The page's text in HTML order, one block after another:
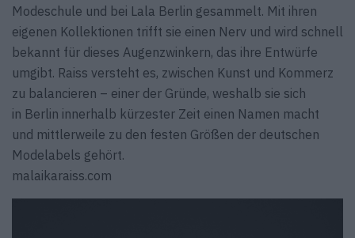
Modeschule und bei Lala Berlin gesammelt. Mit ihren
eigenen Kollektionen trifft sie einen Nerv und wird schnell
bekannt für dieses Augenzwinkern, das ihre Entwürfe
umgibt. Raiss versteht es, zwischen Kunst und Kommerz
zu balancieren – einer der Gründe, weshalb sie sich
in Berlin innerhalb kürzester Zeit einen Namen macht
und mittlerweile zu den festen Größen der deutschen
Modelabels gehört.
malaikaraiss.com